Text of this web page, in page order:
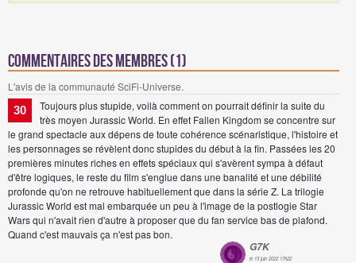
Commentaires des membres (1)
L'avis de la communauté SciFi-Universe.
30
Toujours plus stupide, voilà comment on pourrait définir la suite du
très moyen Jurassic World. En effet Fallen Kingdom se concentre sur
le grand spectacle aux dépens de toute cohérence scénaristique, l'histoire et
les personnages se révèlent donc stupides du début à la fin. Passées les 20
premières minutes riches en effets spéciaux qui s'avèrent sympa à défaut
d'être logiques, le reste du film s'englue dans une banalité et une débilité
profonde qu'on ne retrouve habituellement que dans la série Z. La trilogie
Jurassic World est mal embarquée un peu à l'image de la postlogie Star
Wars qui n'avait rien d'autre à proposer que du fan service bas de plafond.
Quand c'est mauvais ça n'est pas bon.
G7K
le 13 juin 2022 17h22